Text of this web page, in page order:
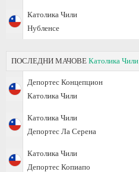
Католика Чили
Нубленсе
ПОСЛЕДНИ МАЧОВЕ Католика Чили
Депортес Концепцион
Католика Чили
Католика Чили
Депортес Ла Серена
Католика Чили
Депортес Копиапо